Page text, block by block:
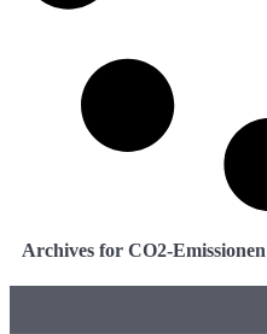
Archives for CO2-Emissionen